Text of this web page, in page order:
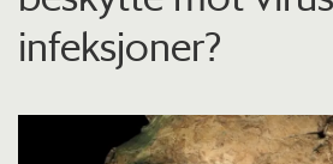
infeksjoner?